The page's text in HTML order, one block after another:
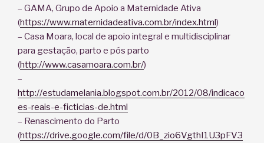
– GAMA, Grupo de Apoio a Maternidade Ativa
(https://www.maternidadeativa.com.br/index.html)
– Casa Moara, local de apoio integral e multidisciplinar
para gestação, parto e pós parto
(http://www.casamoara.com.br/)
–
http://estudamelania.blogspot.com.br/2012/08/indicaco
es-reais-e-ficticias-de.html
– Renascimento do Parto
(https://drive.google.com/file/d/0B_zio6VgthI1U3pFV3